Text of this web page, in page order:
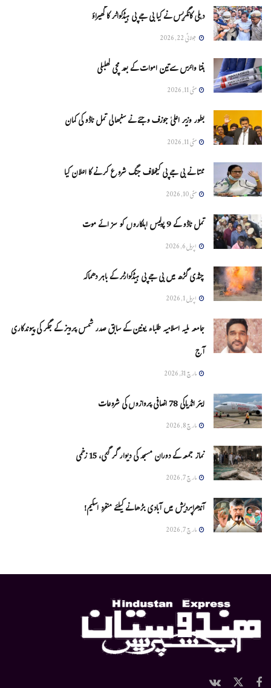
دہلی کانگریس نے کیا بی جے پی ہیڈکواٹر کا گھیراؤ
جولائی 22, 2026
ہنتا وائرس سےتین اموات کے بعد مچی کھلبلی
مئی 11, 2026
بطور وزیر اعلیٰ جوزف وجئے نے سنبھالی تمل ناڈو کی کمان
مئی 11, 2026
ممتا نے بی جے پی کیخلاف جنگ شروع کرنے کا اعلان کیا
مئی 10, 2026
تمل ناڈو کے 9 پولیس اہلکاروں کو سزائے موت
اپریل 6, 2026
چنڈی گڑھ میں بی جے پی ہیڈکوارٹر کے باہر دھماکہ
اپریل 1, 2026
جامعہ ملیہ اسلامیہ طلباء یونین کے سابق صدر شمس پرویز کے جگر کی پیوندکاری
آج
مارچ 31, 2026
ایئر انڈیاکی 78 اضافی پروازوں کی شروعات
مارچ 8, 2026
نماز جمعہ کے دوران مسجد کی دیوار گر گئی، 15 زخمی
مارچ 7, 2026
آندھراپردیش میں آبادی بڑھانے کیلئے منفرد اسکیم!
مارچ 7, 2026